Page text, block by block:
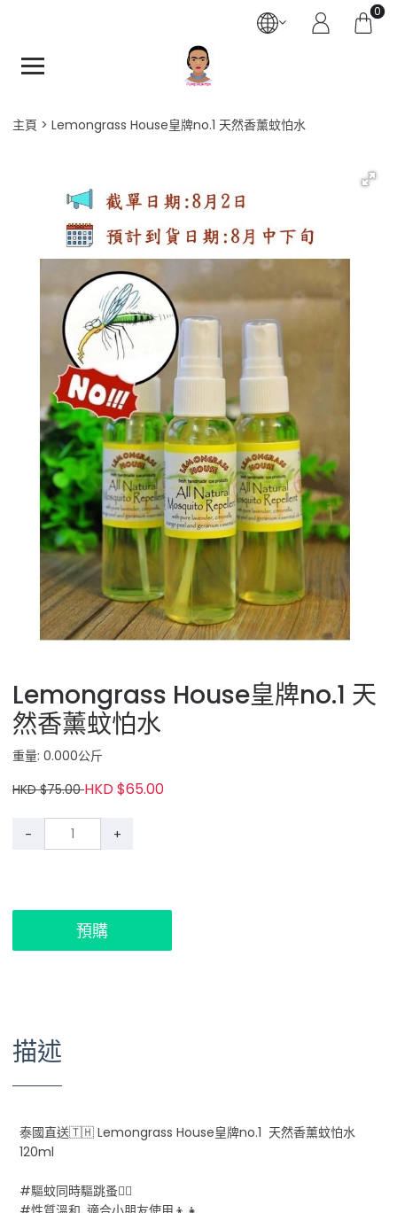
0
主頁 Lemongrass House皇牌no.1 天然香薰蚊怕水
Lemongrass House皇牌no.1 天
然香薰蚊怕水
重量: 0.000公斤
HKD $75.00HKD $65.00
- +
預購
描述
泰國直送🇹🇭 Lemongrass House皇牌no.1 天然香薰蚊怕水
120ml
#驅蚊同時驅跳蚤👍🏻